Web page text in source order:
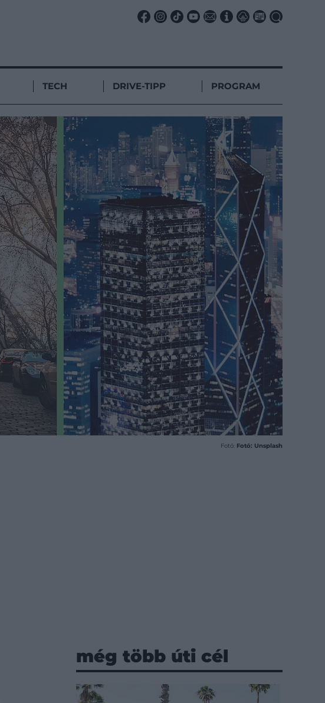
TECH DRIVE-TIPP PROGRAM
Fotó: Fotó: Unsplash
még több úti cél